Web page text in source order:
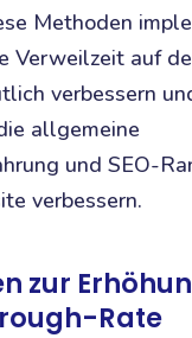
Methoden
Verweilzeit auf
verbessern
allgemeine
und SEO-
verbessern.
zur
Rate